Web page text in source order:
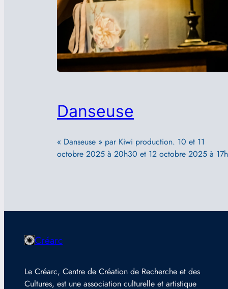
Danseuse
« Danseuse » par Kiwi production. 10 et 11
octobre 2025 à 20h30 et 12 octobre 2025 à 17h
Créarc
Le Créarc, Centre de Création de Recherche et des
Cultures, est une association culturelle et artistique